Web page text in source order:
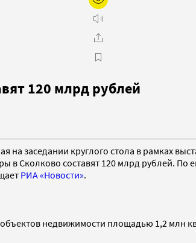
120 млрд рублей
на заседании круглого стола в рамках
Сколково составят 120 млрд рублей. По
РИА «Новости».
недвижимости площадью 1,2